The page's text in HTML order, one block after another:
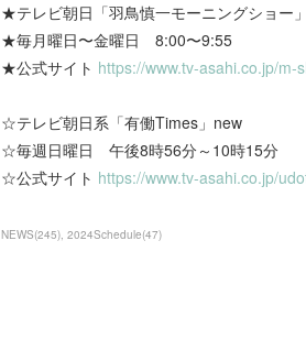
★テレビ朝日「羽鳥慎一モーニングショー」
★毎月曜日〜金曜日 8:00〜9:55
★公式サイト https://www.tv-asahi.co.jp/m-
☆テレビ朝日系「有働Times」new
☆毎週日曜日 午後8時56分～10時15分
☆公式サイト https://www.tv-asahi.co.jp/
NEWS(245) 2024Schedule(47)